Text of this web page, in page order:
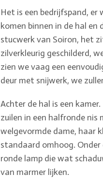
Het is een bedrijfspand,
komen binnen in de hal en
stucwerk van Soiron, het
zilverkleurig geschilderd,
zien we vaag een
deur met snijwerk, we
Achter de hal is een
zuilen in een halfronde nis
welgevormde dame, haar
standaard omhoog.
ronde lamp die wat
van marmer lijken.